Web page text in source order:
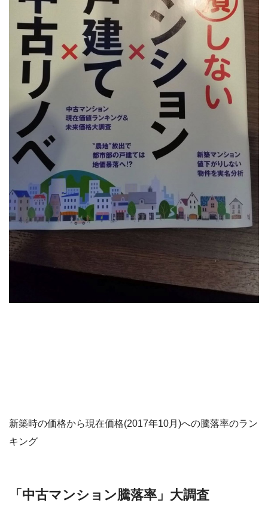
新築時の価格から現在価格(2017年10月)への騰落率のラン
キング
「中古マンション騰落率」大調査